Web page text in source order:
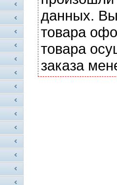
данных. Вы
товара
товара
заказа